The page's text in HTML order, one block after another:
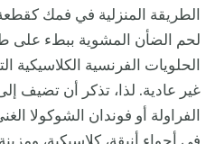
الطريقة المنزلية في فمك
لحم الضأن المشوية ببطء على
الحلويات الفرنسية الكلاسيكية
غير عادية. لذا، تذكر أن تضيف
الفراولة أو فوندان الشوكولا